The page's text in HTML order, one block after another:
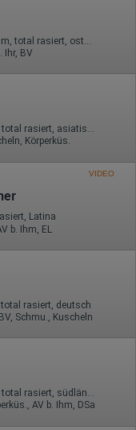
Ihr, BV
25 Jahre, 75B, KF 34, 1.68m, total rasiert, asiatisch
Körperküs.
VIDEO
Latina
b. Ihm, EL
total rasiert, deutsch
Schmu., Kuscheln
24 Jahre, 75A, KF 34, 1.60m, total rasiert, südländisch
AV b. Ihm, DSa